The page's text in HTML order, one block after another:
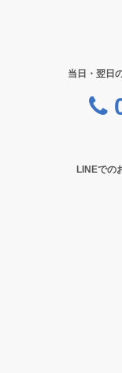
当日・翌日
LINEでの